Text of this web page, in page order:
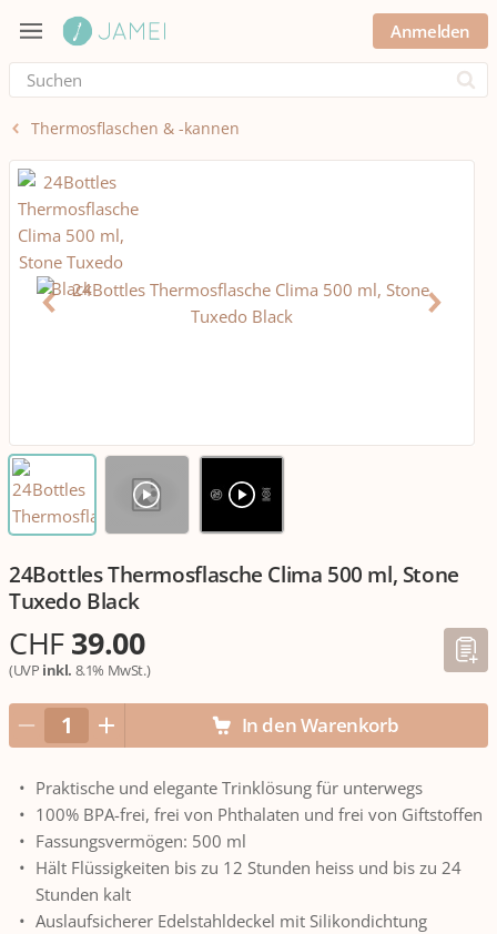
Anmelden
Thermosflaschen & -kannen
24Bottles Thermosflasche Clima 500 ml, Stone
Tuxedo Black
CHF39.00
(UVP inkl. 8.1% MwSt.)
In den Warenkorb
Praktische und elegante Trinklösung für unterwegs
100% BPA-frei, frei von Phthalaten und frei von Giftstoffen
Fassungsvermögen: 500 ml
Hält Flüssigkeiten bis zu 12 Stunden heiss und bis zu 24
Stunden kalt
Auslaufsicherer Edelstahldeckel mit Silikondichtung